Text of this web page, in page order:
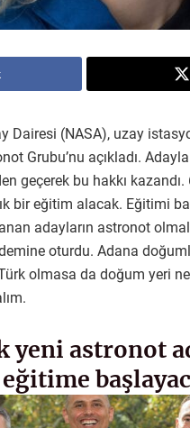
Dairesi (NASA), uzay
Grubu’nu açıkladı.
geçerek bu hakkı
bir eğitim alacak. Eğitimi
adayların astronot
oturdu. Adana
olmasa da doğum yeri
yeni astronot